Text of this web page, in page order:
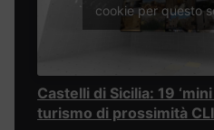
cookie per questo
Castelli di Sicilia: 19
turismo di prossimità